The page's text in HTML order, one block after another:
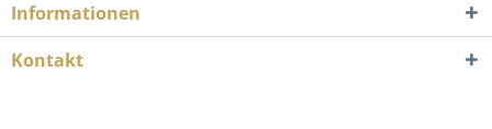
Informationen
Kontakt